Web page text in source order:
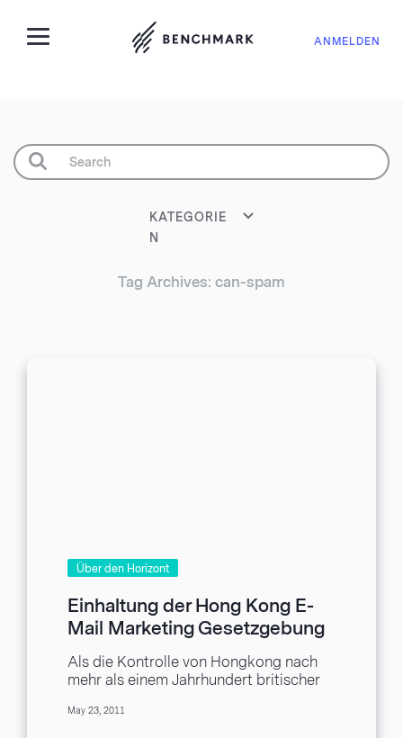
ANMELDEN
KATEGORIE
N
Tag Archives: can-spam
Über den Horizont
Einhaltung der Hong Kong E-
Mail Marketing Gesetzgebung
Als die Kontrolle von Hongkong nach
mehr als einem Jahrhundert britischer
zurückgegeben wurde, wurden...
May 23, 2011